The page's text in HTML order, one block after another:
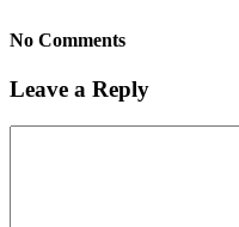
No Comments
Leave a Reply